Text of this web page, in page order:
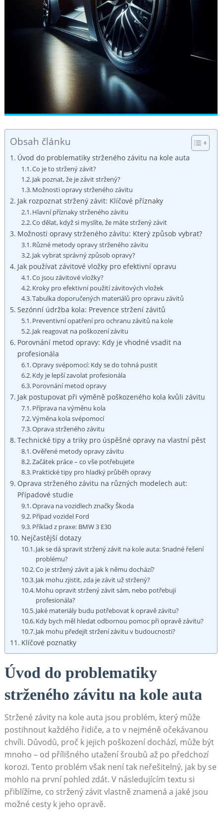
Obsah článku
Úvod do problematiky strženého závitu na kole auta
Co je to stržený závit?
Jak poznat, že je závit stržený?
Možnosti opravy strženého závitu
Jak rozpoznat stržený závit: Klíčové příznaky
Hlavní příznaky strženého závitu
Co dělat, když si myslíte, že máte stržený závit
Možnosti opravy strženého závitu: Který způsob vybrat?
Různé metody opravy strženého závitu
Jak vybrat správný způsob opravy?
Jak používat závitové vložky pro efektivní opravu
Co jsou závitové vložky?
Kroky pro efektivní použití závitových vložek
Tabulka doporučených materiálů pro opravu závitů
Sezónní údržba kola: Prevence stržení závitů
Preventivní opatření pro ochranu závitů na kole
Jak reagovat na poškození závitu
Porovnání metod opravy: Kdy je vhodné vsadit na
profesionála
Opravy svépomocí: Kdy se do tohná pustit
Kdy je lepší zavolat profesionála
Porovnání metod opravy
Jak postupovat při výměně poškozeného kola kvůli závitu
Příprava na výměnu kola
Výměna kola svépomocí
Oprava strženého závitu
Technické tipy a triky pro úspěšné opravy na vlastní pěst
Ověřené metody opravy závitu
Začátek práce – co vše potřebujete
Praktické tipy pro hladký průběh opravy
Oprava strženého závitu na různých modelech aut:
Případové studie
Oprava na vozidlech značky Škoda
Případ vozidel Ford
Příklad z praxe: BMW 3 E30
Nejčastější dotazy
Jak se dá spravit stržený závit na kole auta: Snadné řešení
problému?
Co je stržený závit a jak k němu dochází?
Jak mohu zjistit, zda je závit už stržený?
Mohu opravit stržený závit sám, nebo potřebuji
profesionála?
Jaké materiály budu potřebovat k opravě závitu?
Kdy bych měl hledat odbornou pomoc při opravě závitu?
Jak mohu předejít stržení závitu v budoucnosti?
Klíčové poznatky
Úvod do problematiky
strženého závitu na kole auta
Stržené závity na kole auta jsou problém, který může
postihnout každého řidiče, a to v nejméně očekávanou
chvíli. Důvodů, proč k jejich poškození dochází, může být
mnoho – od přílišného utažení šroubů až po předchozí
korozi. Tento problém však není tak neřešitelný, jak by se
mohlo na první pohled zdát. V následujícím textu si
přiblížíme, co stržený závit vlastně znamená a jaké jsou
možné cesty k jeho opravě.